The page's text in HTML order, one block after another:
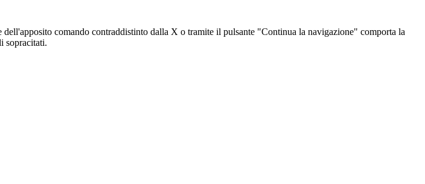
comando contraddistinto dalla X o tramite il pulsante "Continua la navigazione" comporta la
sopracitati.